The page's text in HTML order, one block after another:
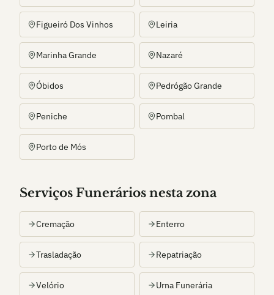
Figueiró Dos Vinhos Leiria
Marinha Grande Nazaré
Óbidos Pedrógão Grande
Peniche Pombal
Porto de Mós
Serviços Funerários nesta zona
Cremação Enterro
Trasladação Repatriação
Velório Urna Funerária